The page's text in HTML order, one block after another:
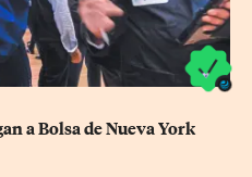
a Bolsa de Nueva York